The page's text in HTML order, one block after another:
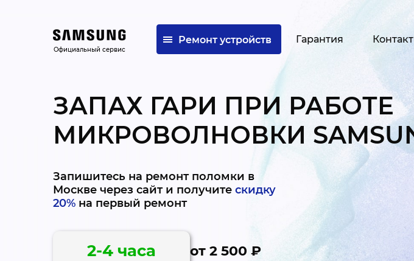
Официальный сервис
Ремонт устройств Гарантия
ЗАПАХ ГАРИ ПРИ РАБОТЕ
МИКРОВОЛНОВКИ
Запишитесь на ремонт поломки в
Москве через сайт и получите скидку
20%на первый ремонт
2-4 часа от 2 500 ₽